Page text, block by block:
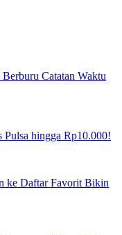
Catatan Waktu
hingga Rp10.000!
ke Daftar Favorit Bikin